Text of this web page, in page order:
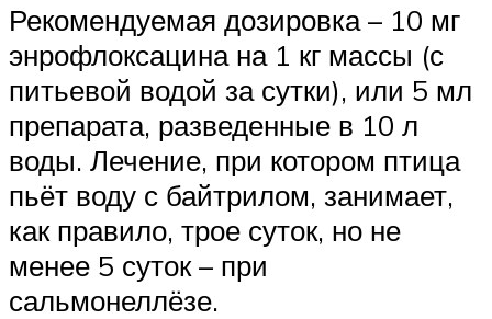
Рекомендуемая дозировка – 10 мг
энрофлоксацина на 1 кг массы (с
питьевой водой за сутки), или 5 мл
препарата, разведенные в 10 л
воды. Лечение, при котором птица
пьёт воду с байтрилом, занимает,
как правило, трое суток, но не
менее 5 суток – при
сальмонеллёзе.